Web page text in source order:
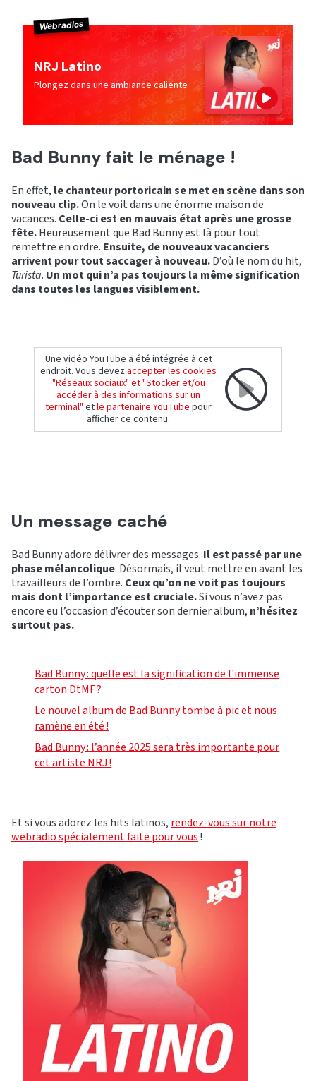
Webradios
NRJ Latino
Plongez dans une ambiance caliente
Bad Bunny fait le ménage !
En effet, le chanteur portoricain se met en scène dans son
nouveau clip.On le voit dans une énorme maison de
vacances. Celle-ci est en mauvais état après une grosse
fête.Heureusement que Bad Bunny est là pour tout
remettre en ordre. Ensuite, de nouveaux vacanciers
arrivent pour tout saccager à nouveau.D’où le nom du hit,
Turista. Un mot qui n’a pas toujours la même signification
dans toutes les langues visiblement.
Une vidéo YouTube a été intégrée à cet
endroit. Vous devezaccepter les cookies
"Réseaux sociaux" et "Stocker et/ou
accéder à des informations sur un
terminal"etle partenaire YouTubepour
afficher ce contenu.
Un message caché
Bad Bunny adore délivrer des messages. Il est passé par une
phase mélancolique. Désormais, il veut mettre en avant les
travailleurs de l’ombre. Ceux qu’on ne voit pas toujours
mais dont l’importance est cruciale.Si vous n’avez pas
encore eu l’occasion d’écouter son dernier album, n’hésitez
surtout pas.
Bad Bunny : quelle est la signification de l'immense
carton DtMF ?
Le nouvel album de Bad Bunny tombe à pic et nous
ramène en été !
Bad Bunny : l’année 2025 sera très importante pour
cet artiste NRJ !
Et si vous adorez les hits latinos, rendez-vous sur notre
webradio spécialement faite pour vous!